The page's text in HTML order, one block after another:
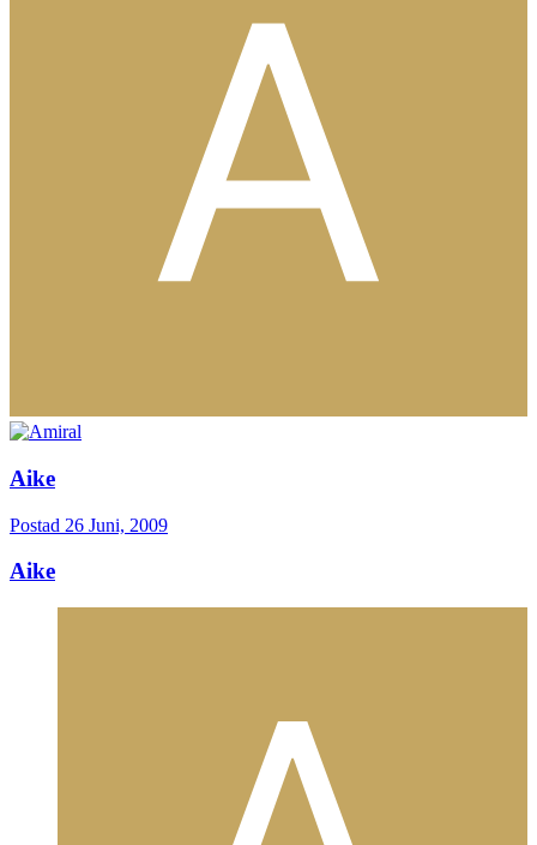
Aike
Postad 26 Juni, 2009
Aike